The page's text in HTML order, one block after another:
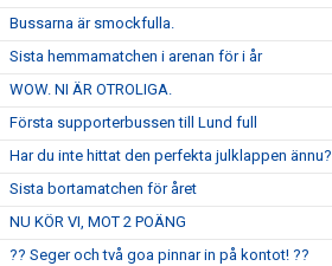
Bussarna är smockfulla.
Sista hemmamatchen i arenan för i år
WOW. NI ÄR OTROLIGA.
Första supporterbussen till Lund full
Har du inte hittat den perfekta julklappen ännu?
Sista bortamatchen för året
NU KÖR VI, MOT 2 POÄNG
?? Seger och två goa pinnar in på kontot! ??